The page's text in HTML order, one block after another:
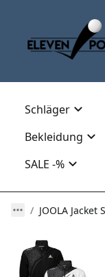
Schläger
Bekleidung
SALE -%
JOOLA Jacket